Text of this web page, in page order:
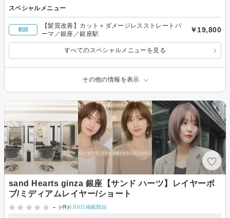
スペシャルメニュー
初回
【髪質改善】カット＋ダメージレスストレートパ
ーマ／銀座／銀座駅
￥19,800
すべてのスペシャルメニューを見る
その他の情報を表示
sand Hearts ginza 銀座【サンド ハーツ】レイヤーボ
ブ/ミディアムレイヤー/ショート
-
(-件)6月8日掲載開始